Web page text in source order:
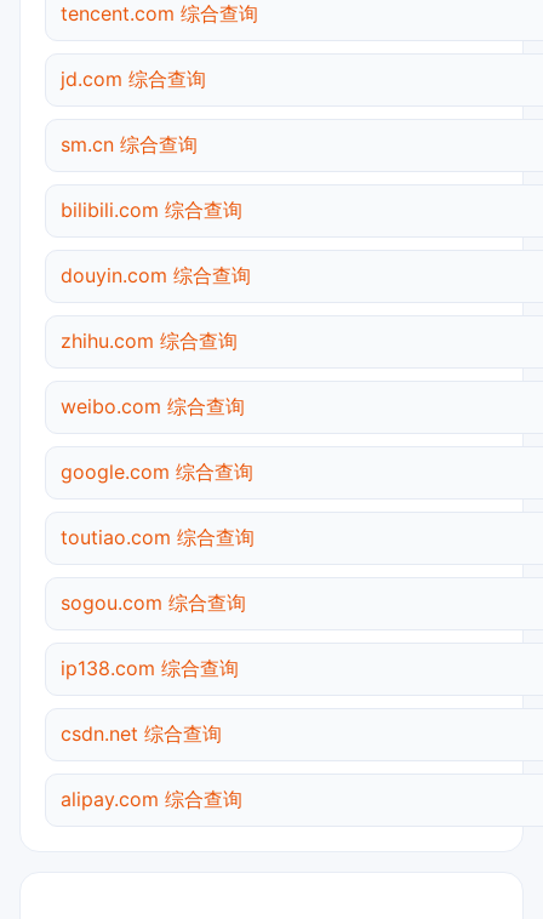
tencent.com 综合查询
jd.com 综合查询
sm.cn 综合查询
bilibili.com 综合查询
douyin.com 综合查询
zhihu.com 综合查询
weibo.com 综合查询
google.com 综合查询
toutiao.com 综合查询
sogou.com 综合查询
ip138.com 综合查询
csdn.net 综合查询
alipay.com 综合查询